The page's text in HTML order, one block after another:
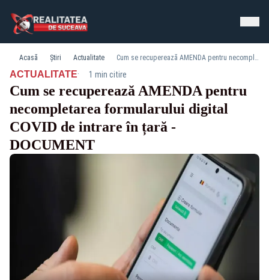
Acasă Știri Actualitate Cum se recuperează AMENDA pentru necompletarea formularului digital COVID de intrare în țară - DOCUMENT
ACTUALITATE· 1 min citire
Cum se recuperează AMENDA pentru
necompletarea formularului digital
COVID de intrare în țară -
DOCUMENT